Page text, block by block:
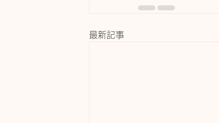
最新記事